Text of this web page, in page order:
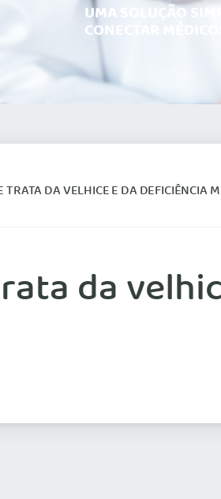
UMA SOLUÇÃO
CONECTAR
DA VELHICE E DA DEFICIÊNCIA
da